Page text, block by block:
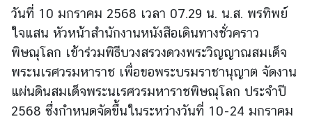
สุ
ล
ข่
า
ว
วันที่ 10 มกราคม 2568 เวลา 07.29 น. น.ส. พรทิพย์
ใจแสน หัวหน้าสำนักงานหนังสือเดินทางชั่วคราว
พิษณุโลก เข้าร่วมพิธีบวงสรวงดวงพระวิญญาณสมเด็จ
พระนเรศวรมหาราช เพื่อขอพระบรมราชานุญาต จัดงาน
แผ่นดินสมเด็จพระนเรศวรมหาราชพิษณุโลก ประจำปี
2568 ซึ่งกำหนดจัดขึ้นในระหว่างวันที่ 10-24 มกราคม